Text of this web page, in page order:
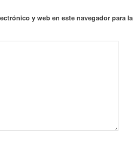
y web en este navegador para la